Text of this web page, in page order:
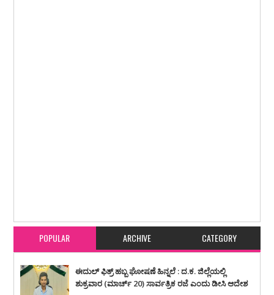
POPULAR ARCHIVE CATEGORY
ಈದುಲ್ ಫಿತ್ರ್ ಹಬ್ಬ ಘೋಷಣೆ ಹಿನ್ನಲೆ : ದ.ಕ. ಜಿಲ್ಲೆಯಲ್ಲಿ
ಶುಕ್ರವಾರ (ಮಾರ್ಚ್ 20) ಸಾರ್ವತ್ರಿಕ ರಜೆ ಎಂದು ಡೀಸಿ ಆದೇಶ